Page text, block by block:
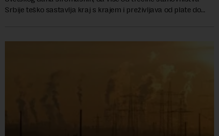
Srbije teško sastavlja kraj s krajem i preživljava od plate do